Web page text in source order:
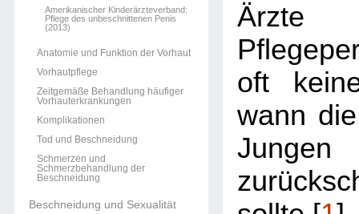
Amerikanischer Kinderärzteverband:
Pflege des unbeschnittenen Penis
(2013)
Anatomie und Funktion der Vorhaut
Vorhautpflege
Zeitgemäße Behandlung häufiger
Vorhauterkrankungen
Komplikationen
Tod und Beschneidung
Schmerzen und
Schmerzbehandlung der
Beschneidung
Beschneidung und Sexualität
oft
wann
Jungen